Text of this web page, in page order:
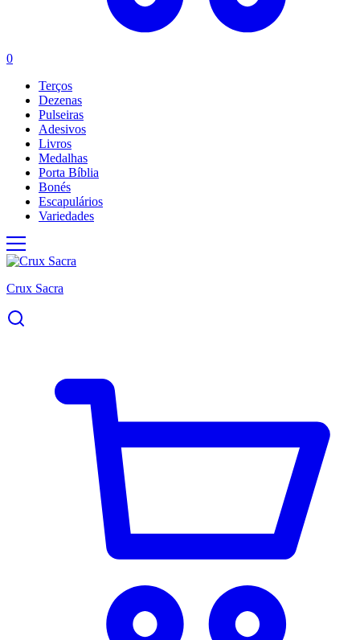
0
Terços
Dezenas
Pulseiras
Adesivos
Livros
Medalhas
Porta Bíblia
Bonés
Escapulários
Variedades
Crux Sacra